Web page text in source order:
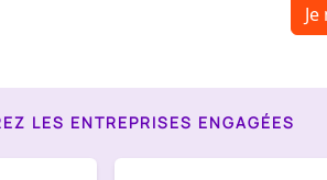
LES ENTREPRISES ENGAGÉES